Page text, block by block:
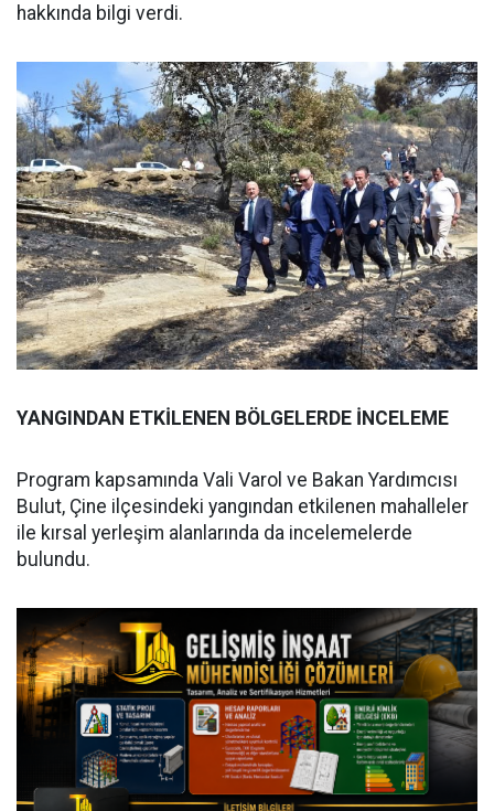
hakkında bilgi verdi.
YANGINDAN ETKİLENEN BÖLGELERDE İNCELEME
Program kapsamında Vali Varol ve Bakan Yardımcısı
Bulut, Çine ilçesindeki yangından etkilenen mahalleler
ile kırsal yerleşim alanlarında da incelemelerde
bulundu.